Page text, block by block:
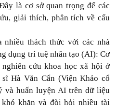
là cơ sở quan trọng để các
giải thích, phân tích về cấu
nhiều thách thức với các nhà
dụng trí tuệ nhân tạo (AI): Cơ
cứu khoa học xã hội ở
Hà Văn Cẩn (Viện Khảo cổ
và huấn luyện AI trên dữ liệu
khăn và đòi hỏi nhiều tài